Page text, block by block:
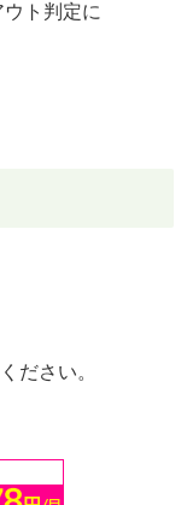
ト判定に
ださい。